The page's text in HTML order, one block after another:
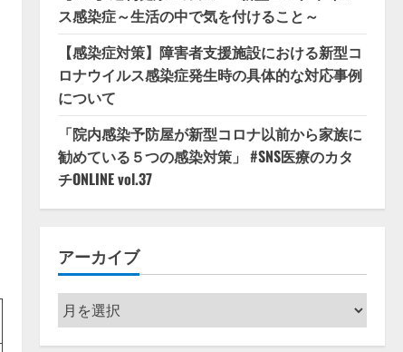
ス感染症～生活の中で気を付けること～
【感染症対策】障害者支援施設における新型コ
ロナウイルス感染症発生時の具体的な対応事例
について
「院内感染予防屋が新型コロナ以前から家族に
勧めている５つの感染対策」 #SNS医療のカタ
チONLINE vol.37
アーカイブ
ア
ー